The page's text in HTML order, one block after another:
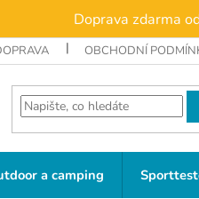
Doprava zdarma
OBCHODNÍ
a camping